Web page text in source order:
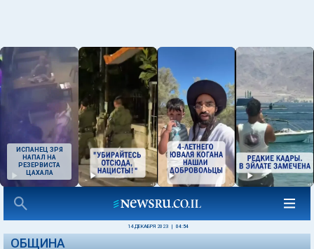
ИСПАНЕЦ ЗРЯ
НАПАЛ НА
РЕЗЕРВИСТА
ЦАХАЛА
14 ДЕКАБРЯ 2023 04:54
ОБЩИНА